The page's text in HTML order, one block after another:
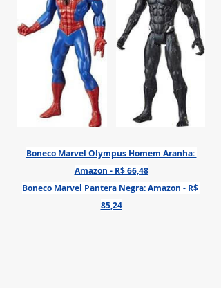
Boneco Marvel Olympus Homem Aranha:
Amazon - R$ 66,48
Boneco Marvel Pantera Negra: Amazon - R$
85,24